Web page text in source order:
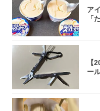
ア
「
【
ー